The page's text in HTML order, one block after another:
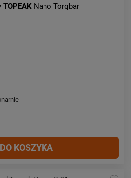
TOPEAK Nano Torqbar
DO KOSZYKA